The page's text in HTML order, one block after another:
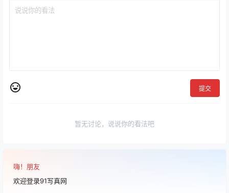
提交
暂无讨论，说说你的看法吧
嗨！朋友
欢迎登录91写真网